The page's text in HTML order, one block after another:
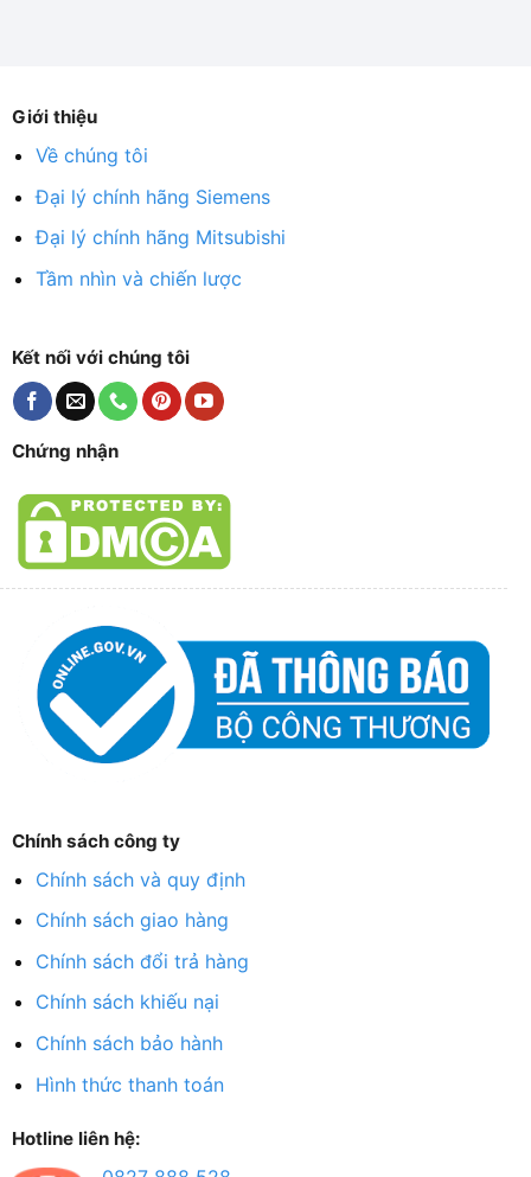
Giới thiệu
Về chúng tôi
Đại lý chính hãng Siemens
Đại lý chính hãng Mitsubishi
Tầm nhìn và chiến lược
Kết nối với chúng tôi
Chứng nhận
Chính sách công ty
Chính sách và quy định
Chính sách giao hàng
Chính sách đổi trả hàng
Chính sách khiếu nại
Chính sách bảo hành
Hình thức thanh toán
Hotline liên hệ: